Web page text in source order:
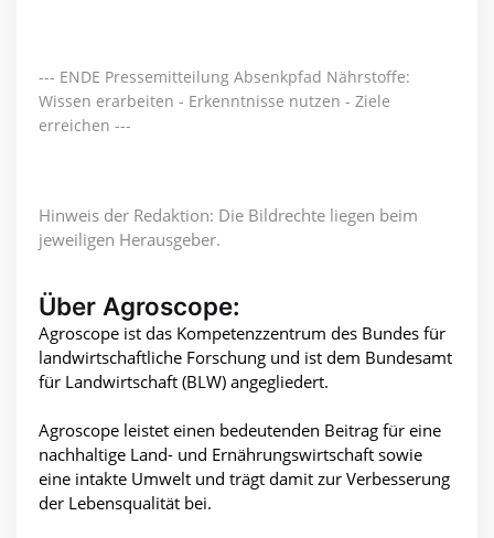
--- ENDE Pressemitteilung Absenkpfad Nährstoffe:
Wissen erarbeiten - Erkenntnisse nutzen - Ziele
erreichen ---
Hinweis der Redaktion: Die Bildrechte liegen beim
jeweiligen Herausgeber.
Über Agroscope:
Agroscope ist das Kompetenzzentrum des Bundes für
landwirtschaftliche Forschung und ist dem Bundesamt
für Landwirtschaft (BLW) angegliedert.
Agroscope leistet einen bedeutenden Beitrag für eine
nachhaltige Land- und Ernährungswirtschaft sowie
eine intakte Umwelt und trägt damit zur Verbesserung
der Lebensqualität bei.